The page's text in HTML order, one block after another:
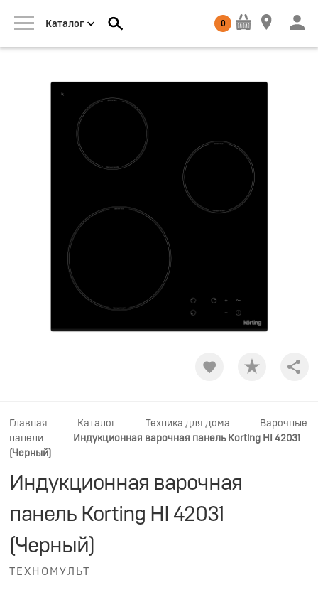
Каталог 0
Главная — Каталог — Техника для дома —
Варочные
панели
—
Индукционная варочная панель Korting HI 42031
(Черный)
Индукционная варочная
панель Korting HI 42031
(Черный)
ТЕХНОМУЛЬТ